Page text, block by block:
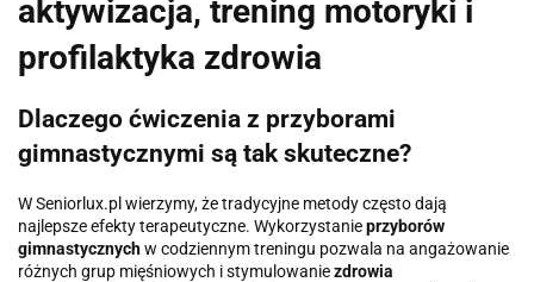
aktywizacja, trening motoryki i
profilaktyka zdrowia
Dlaczego ćwiczenia z przyborami
gimnastycznymi są tak skuteczne?
W Seniorlux.pl wierzymy, że tradycyjne metody często dają
najlepsze efekty terapeutyczne. Wykorzystanieprzyborów
gimnastycznychw codziennym treningu pozwala na angażowanie
różnych grup mięśniowych i stymulowaniezdrowia